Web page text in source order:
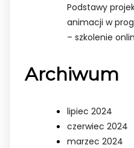
Podstawy
animacji w
– szkolenie
Archiwum
lipiec 2024
czerwiec 2024
marzec 2024